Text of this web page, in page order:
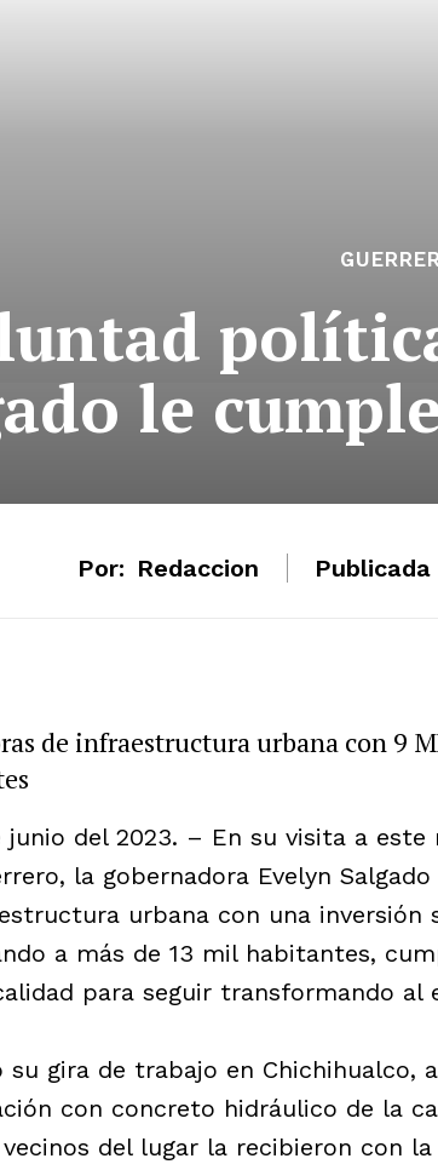
le
Por: Redaccion Publicada
de infraestructura urbana con 9
junio del 2023. – En su visita a
la gobernadora Evelyn
urbana con una inversión
a más de 13 mil habitantes,
para seguir transformando al
gira de trabajo en Chichihualco,
con concreto hidráulico de la
del lugar la recibieron con